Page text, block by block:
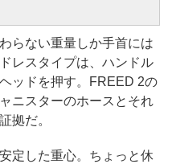
らない重量しか手首には
レスタイプは、ハンドル
ッドを押す。FREED 2の
ニスターのホースとそれ
拠だ。
定した重心。ちょっと休